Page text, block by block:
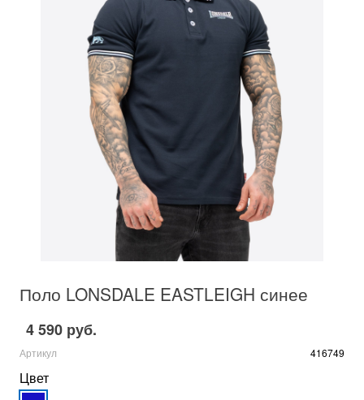
Поло LONSDALE EASTLEIGH синее
4 590 руб.
Артикул 416749
Цвет